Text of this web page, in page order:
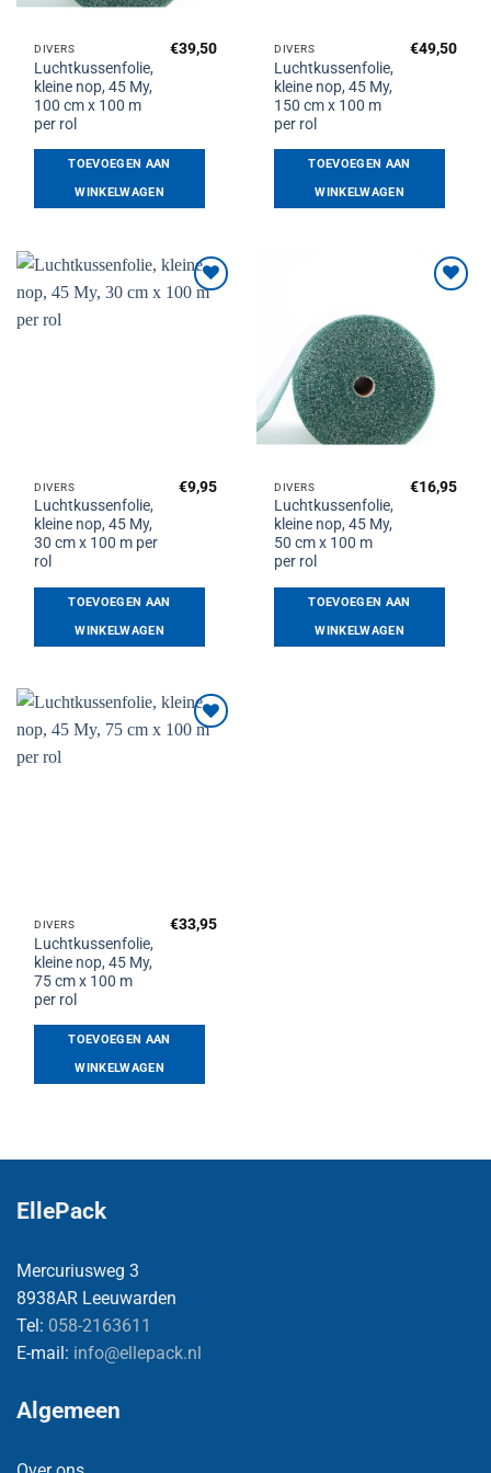
DIVERS
Luchtkussenfolie,
kleine nop, 45 My,
100 cm x 100 m
per rol
€39,50
TOEVOEGEN AAN
WINKELWAGEN
DIVERS
Luchtkussenfolie,
kleine nop, 45 My,
150 cm x 100 m
per rol
€49,50
TOEVOEGEN AAN
WINKELWAGEN
DIVERS
Luchtkussenfolie,
kleine nop, 45 My,
30 cm x 100 m per
rol
€9,95
TOEVOEGEN AAN
WINKELWAGEN
verlanglijst
DIVERS
Luchtkussenfolie,
kleine nop, 45 My,
50 cm x 100 m
per rol
€16,95
TOEVOEGEN AAN
WINKELWAGEN
DIVERS
Luchtkussenfolie,
kleine nop, 45 My,
75 cm x 100 m
per rol
€33,95
TOEVOEGEN AAN
WINKELWAGEN
EllePack
Mercuriusweg 3
8938AR Leeuwarden
Tel: 058-2163611
E-mail: info@ellepack.nl
Algemeen